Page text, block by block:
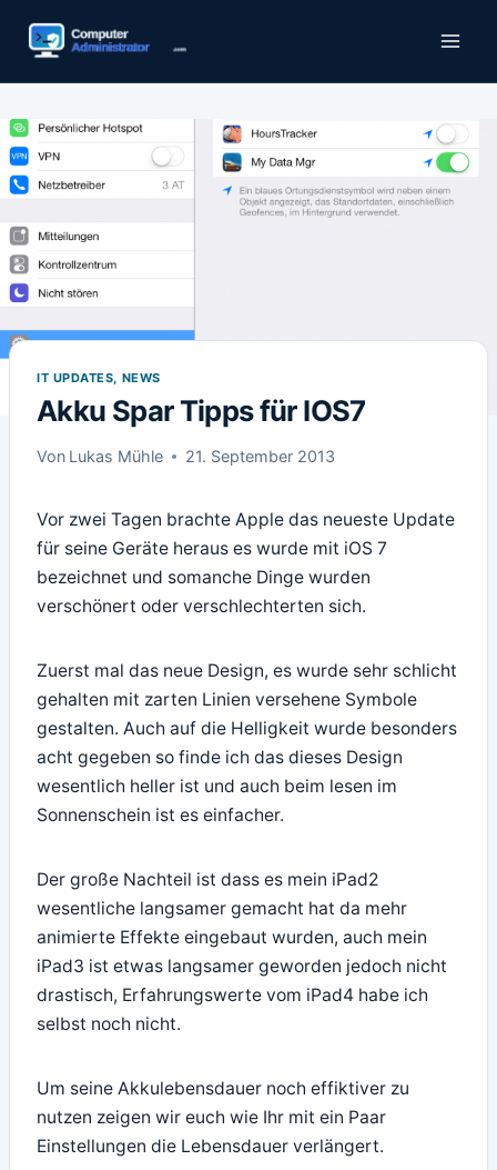
Inhalt
IT UPDATES, NEWS
Akku Spar Tipps für IOS7
Von Lukas Mühle 21. September 2013
Vor zwei Tagen brachte Apple das neueste Update
für seine Geräte heraus es wurde mit iOS 7
bezeichnet und somanche Dinge wurden
verschönert oder verschlechterten sich.
Zuerst mal das neue Design, es wurde sehr schlicht
gehalten mit zarten Linien versehene Symbole
gestalten. Auch auf die Helligkeit wurde besonders
acht gegeben so finde ich das dieses Design
wesentlich heller ist und auch beim lesen im
Sonnenschein ist es einfacher.
Der große Nachteil ist dass es mein iPad2
wesentliche langsamer gemacht hat da mehr
animierte Effekte eingebaut wurden, auch mein
iPad3 ist etwas langsamer geworden jedoch nicht
drastisch, Erfahrungswerte vom iPad4 habe ich
selbst noch nicht.
Um seine Akkulebensdauer noch effiktiver zu
nutzen zeigen wir euch wie Ihr mit ein Paar
Einstellungen die Lebensdauer verlängert.